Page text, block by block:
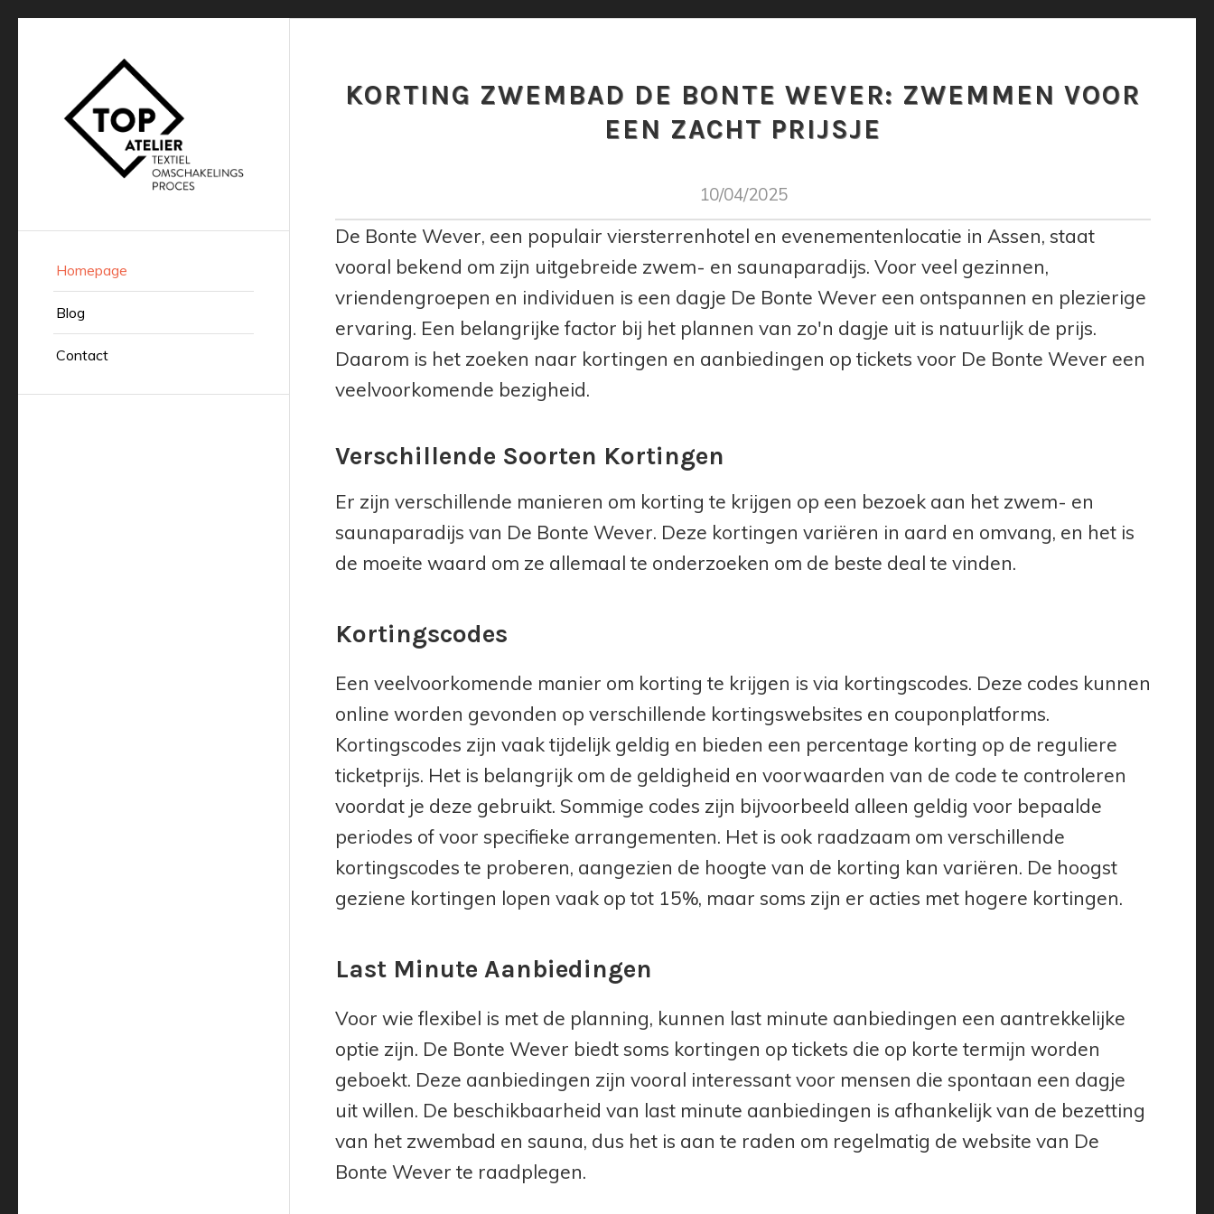
Homepage
Blog
Contact
KORTING ZWEMBAD DE BONTE WEVER: ZWEMMEN VOOR
EEN ZACHT PRIJSJE
10/04/2025
De Bonte Wever, een populair viersterrenhotel en evenementenlocatie in Assen, staat
vooral bekend om zijn uitgebreide zwem- en saunaparadijs. Voor veel gezinnen,
vriendengroepen en individuen is een dagje De Bonte Wever een ontspannen en plezierige
ervaring. Een belangrijke factor bij het plannen van zo'n dagje uit is natuurlijk de prijs.
Daarom is het zoeken naar kortingen en aanbiedingen op tickets voor De Bonte Wever een
veelvoorkomende bezigheid.
Verschillende Soorten Kortingen
Er zijn verschillende manieren om korting te krijgen op een bezoek aan het zwem- en
saunaparadijs van De Bonte Wever. Deze kortingen variëren in aard en omvang, en het is
de moeite waard om ze allemaal te onderzoeken om de beste deal te vinden.
Kortingscodes
Een veelvoorkomende manier om korting te krijgen is via kortingscodes. Deze codes kunnen
online worden gevonden op verschillende kortingswebsites en couponplatforms.
Kortingscodes zijn vaak tijdelijk geldig en bieden een percentage korting op de reguliere
ticketprijs. Het is belangrijk om de geldigheid en voorwaarden van de code te controleren
voordat je deze gebruikt. Sommige codes zijn bijvoorbeeld alleen geldig voor bepaalde
periodes of voor specifieke arrangementen. Het is ook raadzaam om verschillende
kortingscodes te proberen, aangezien de hoogte van de korting kan variëren. De hoogst
geziene kortingen lopen vaak op tot 15%, maar soms zijn er acties met hogere kortingen.
Last Minute Aanbiedingen
Voor wie flexibel is met de planning, kunnen last minute aanbiedingen een aantrekkelijke
optie zijn. De Bonte Wever biedt soms kortingen op tickets die op korte termijn worden
geboekt. Deze aanbiedingen zijn vooral interessant voor mensen die spontaan een dagje
uit willen. De beschikbaarheid van last minute aanbiedingen is afhankelijk van de bezetting
van het zwembad en sauna, dus het is aan te raden om regelmatig de website van De
Bonte Wever te raadplegen.